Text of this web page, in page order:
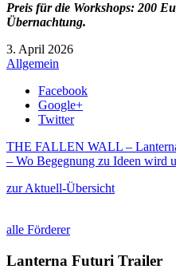
Preis für die Workshops: 200
Übernachtung.
3. April 2026
Allgemein
Facebook
Google+
Twitter
THE FALLEN WALL –
– Wo Begegnung zu Ideen wird
zur Aktuell-Übersicht
alle Förderer
Lanterna Futuri Trailer